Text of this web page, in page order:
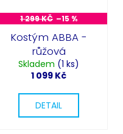
1 299 KČ –15 %
Kostým ABBA -
růžová
Skladem (1 ks)
1 099 Kč
DETAIL